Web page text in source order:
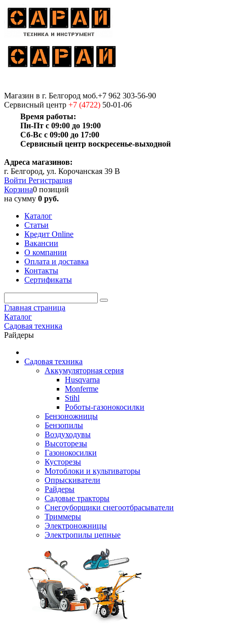
Магазин в г. Белгород моб.+7 962 303-56-90
Сервисный центр +7 (4722) 50-01-06
Время работы:
Пн-Пт с 09:00 до 19:00
Сб-Вс с 09:00 до 17:00
Сервисный центр воскресенье-выходной
Адреса магазинов:
г. Белгород, ул. Корочанская 39 В
Войти Регистрация
Корзина0 позиций
на сумму 0 руб.
Каталог
Статьи
Кредит Online
Вакансии
О компании
Оплата и доставка
Контакты
Сертификаты
Главная страница
Каталог
Садовая техника
Райдеры
Садовая техника
Аккумуляторная серия
Husqvarna
Monferme
Stihl
Роботы-газонокосилки
Бензоножницы
Бензопилы
Воздухо­дувы
Высоторезы
Газонокосилки
Кусторезы
Мотоблоки и культиваторы
Опрыскиватели
Райдеры
Садовые тракторы
Снегоуборщики снегоотбрасыватели
Триммеры
Электроножницы
Электропилы цепные